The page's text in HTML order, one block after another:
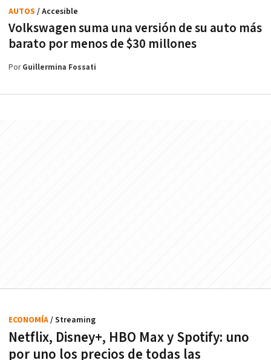
Volkswagen suma una versión de su auto más
barato por menos de $30 millones
AUTOS / Accesible
PorGuillermina Fossati
Netflix, Disney+, HBO Max y Spotify: uno
por uno los precios de todas las
ECONOMÍA/ Streaming